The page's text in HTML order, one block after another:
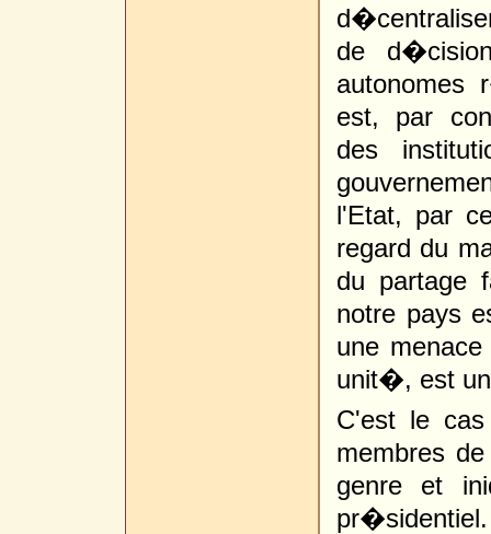
de
est, par
des
l'Etat, par
regard du
du partage
notre pays
une
unit�, est
C'est le
membres
genre et